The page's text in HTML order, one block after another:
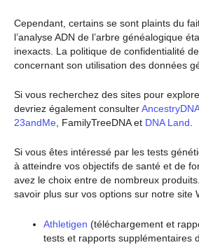
Cependant, certains se sont plaints du
l’analyse ADN de l’arbre généalogique
inexacts. La politique de confidentialité
concernant son utilisation des données
Si vous recherchez des sites pour
devriez également consulter
23andMe , FamilyTreeDNA et DNA Land
Si vous êtes intéressé par les tests
à atteindre vos objectifs de santé et de
avez le choix entre de nombreux
savoir plus sur vos options sur notre site
Athletigen (téléchargement et
tests et rapports supplémentaires